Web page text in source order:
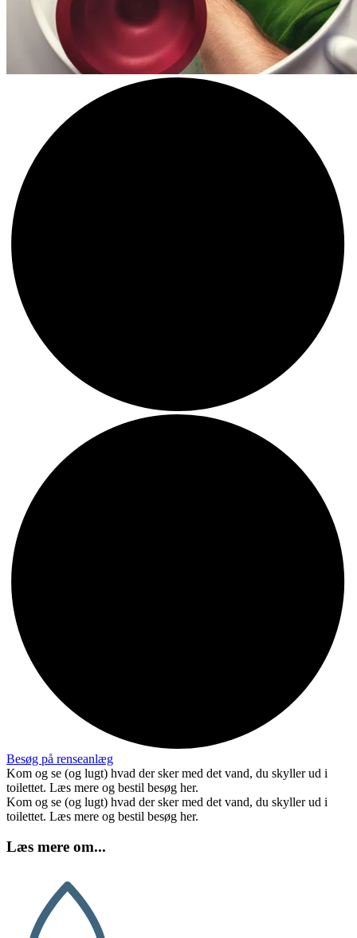
Besøg på renseanlæg
Kom og se (og lugt) hvad der sker med det vand, du skyller ud i
toilettet. Læs mere og bestil besøg her.
Kom og se (og lugt) hvad der sker med det vand, du skyller ud i
toilettet. Læs mere og bestil besøg her.
Læs mere om...